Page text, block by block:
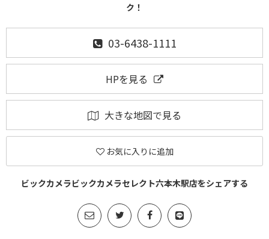
ク！
03-6438-1111
HPを見る
大きな地図で見る
お気に入りに追加
ビックカメラビックカメラセレクト六本木駅店をシェアする